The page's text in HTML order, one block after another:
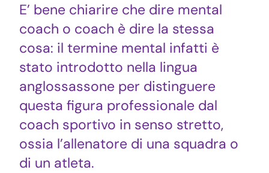
E’ bene chiarire che dire mental
coach o coach è dire la stessa
cosa: il termine mental infatti è
stato introdotto nella lingua
anglossassone per distinguere
questa figura professionale dal
coach sportivo in senso stretto,
ossia l’allenatore di una squadra o
di un atleta.